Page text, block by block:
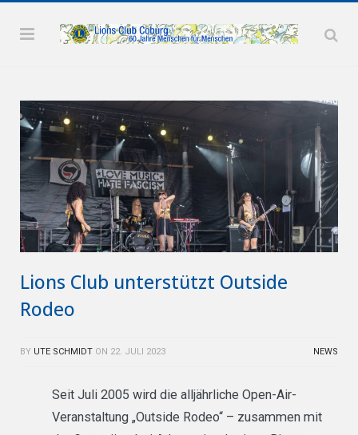
Lions Club unterstützt Outside
Rodeo
BY UTE SCHMIDT ON 22. JULI 2023 NEWS
Seit Juli 2005 wird die alljährliche Open-Air-
Veranstaltung „Outside Rodeo“ – zusammen mit